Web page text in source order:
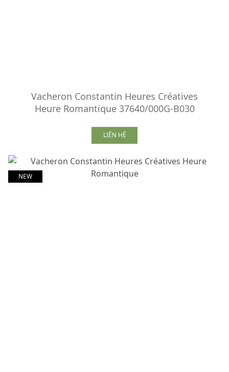
Vacheron Constantin Heures Créatives
Heure Romantique 37640/000G-B030
LIÊN HỆ
NEW